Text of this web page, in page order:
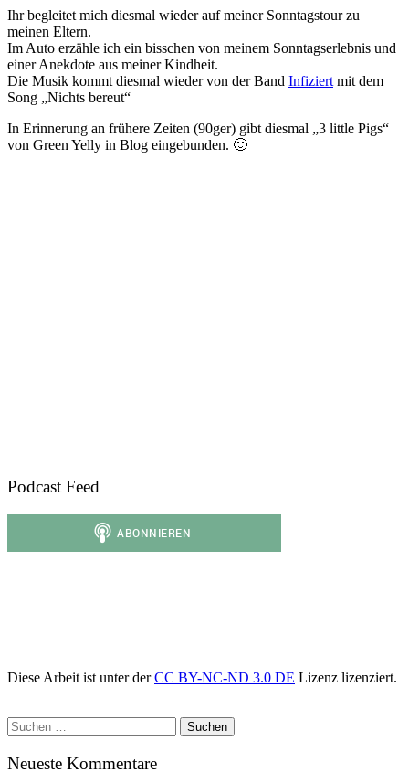
Ihr begleitet mich diesmal wieder auf meiner Sonntagstour zu
meinen Eltern.
Im Auto erzähle ich ein bisschen von meinem Sonntagserlebnis und
einer Anekdote aus meiner Kindheit.
Die Musik kommt diesmal wieder von der Band Infiziertmit dem
Song „Nichts bereut“
In Erinnerung an frühere Zeiten (90ger) gibt diesmal „3 little Pigs“
von Green Yelly in Blog eingebunden. 🙂
Podcast Feed
Diese Arbeit ist unter derCC BY-NC-ND 3.0 DE Lizenz lizenziert.
Suchen
nach:
Neueste Kommentare